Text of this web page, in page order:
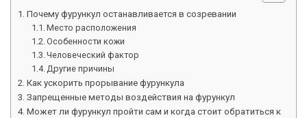
Почему фурункул останавливается в созревании
Место расположения
Особенности кожи
Человеческий фактор
Другие причины
Как ускорить прорывание фурункула
Запрещенные методы воздействия на фурункул
Может ли фурункул пройти сам и когда стоит обратиться к